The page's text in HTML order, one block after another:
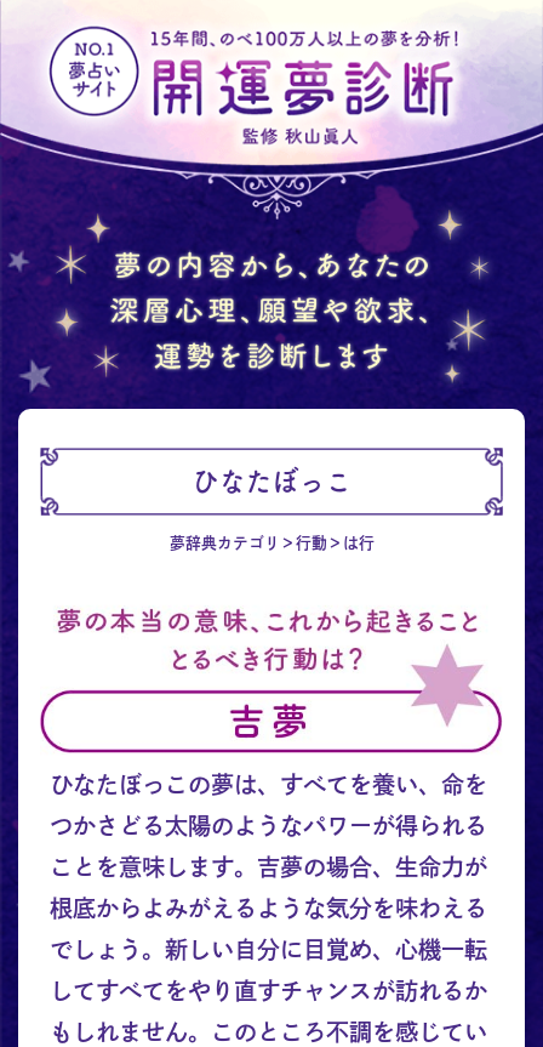
ひなたぼっこ
夢辞典カテゴリ 行動 は行
ひなたぼっこの夢は、すべてを養い、命を
つかさどる太陽のようなパワーが得られる
ことを意味します。吉夢の場合、生命力が
根底からよみがえるような気分を味わえる
でしょう。新しい自分に目覚め、心機一転
してすべてをやり直すチャンスが訪れるか
もしれません。このところ不調を感じてい